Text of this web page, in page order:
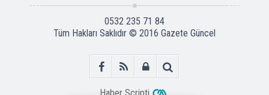
0532 235 71 84
Tüm Hakları Saklıdır © 2016 Gazete Güncel